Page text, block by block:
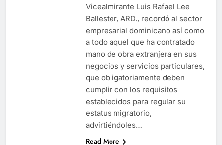
Vicealmirante Luis Rafael Lee
Ballester, ARD., recordó al sector
empresarial dominicano así como
a todo aquel que ha contratado
mano de obra extranjera en sus
negocios y servicios particulares,
que obligatoriamente deben
cumplir con los requisitos
establecidos para regular su
estatus migratorio,
advirtiéndoles…
Read More